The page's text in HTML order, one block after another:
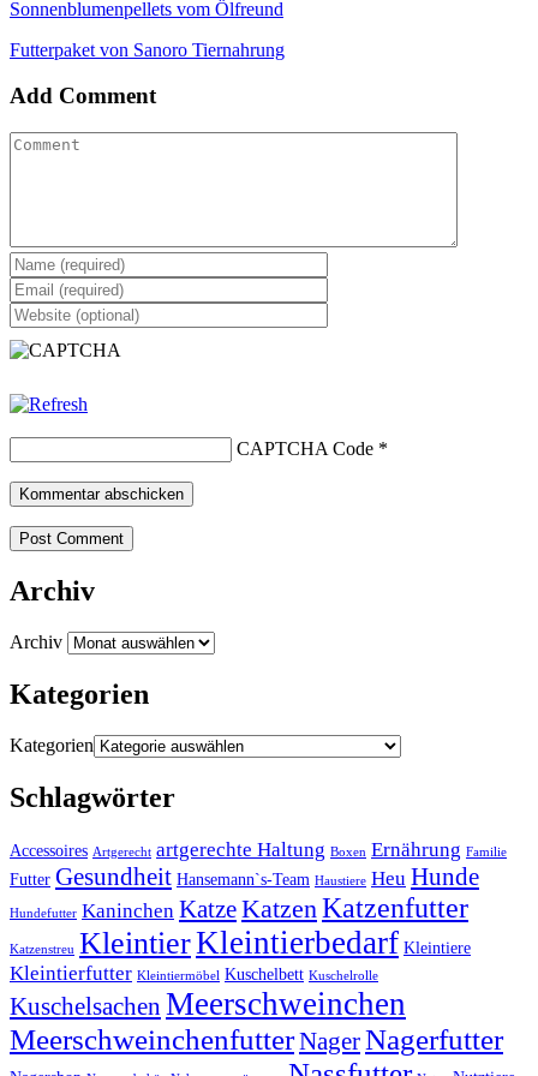
Sonnenblumenpellets vom Ölfreund
Futterpaket von Sanoro Tiernahrung
Add Comment
CAPTCHA Code *
Post Comment
Archiv
Archiv
Kategorien
Kategorien
Schlagwörter
Accessoires Artgerecht artgerechte Haltung Boxen Ernährung Familie
Futter Gesundheit Hansemann`s-Team Haustiere Heu Hunde
Hundefutter Kaninchen KatzeKatzen Katzenfutter
Katzenstreu KleintierKleintierbedarf Kleintiere
Kleintierfutter Kleintiermöbel Kuschelbett Kuschelrolle
Kuschelsachen Meerschweinchen
MeerschweinchenfutterNagerNagerfutter